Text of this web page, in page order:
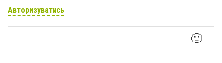
Авторизуватись
🙂